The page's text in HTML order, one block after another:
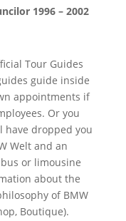
1996 – 2002
Tour Guides
guide inside
appointments if
Or you
have dropped you
Welt and an
or limousine
about the
of BMW
Boutique).